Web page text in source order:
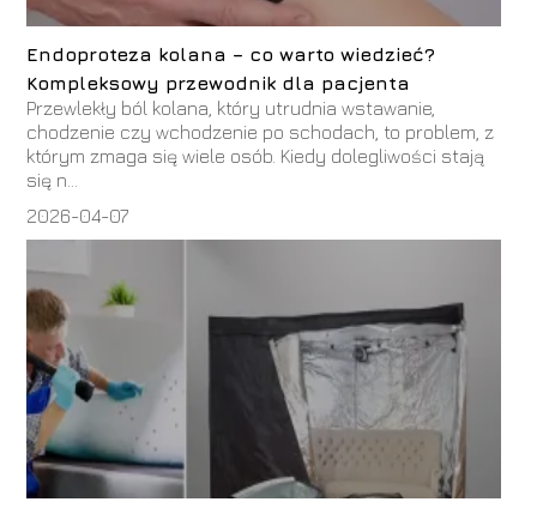
Endoproteza kolana – co warto wiedzieć?
Kompleksowy przewodnik dla pacjenta
Przewlekły ból kolana, który utrudnia wstawanie,
chodzenie czy wchodzenie po schodach, to problem, z
którym zmaga się wiele osób. Kiedy dolegliwości stają
się n...
2026-04-07